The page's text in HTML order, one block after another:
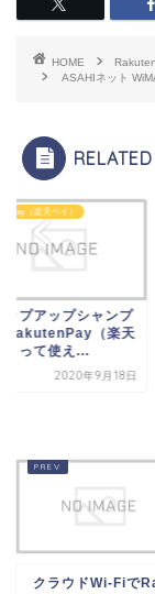
HOME
ASAHIネット
（楽天ペイ）
ップアップシャンプ
RakutenPay（楽天
）って使え...
2020年9月18日
クラウドWi-Fiで